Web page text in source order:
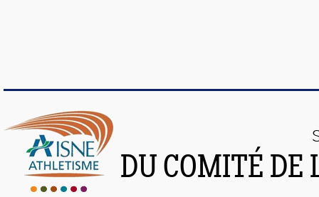
DU COMITÉ